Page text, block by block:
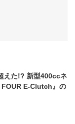
えた!? 新型400ccネ
FOUR E-Clutch』の